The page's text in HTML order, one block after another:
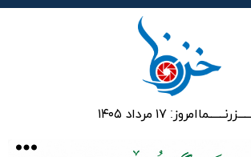
امروز: ۱۷ مرداد ۱۴۰۵